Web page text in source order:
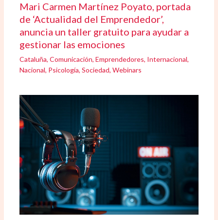
Mari Carmen Martínez Poyato, portada
de ‘Actualidad del Emprendedor’,
anuncia un taller gratuito para ayudar a
gestionar las emociones
Cataluña,Comunicación,Emprendedores, Internacional,
Nacional, Psicología,Sociedad,Webinars